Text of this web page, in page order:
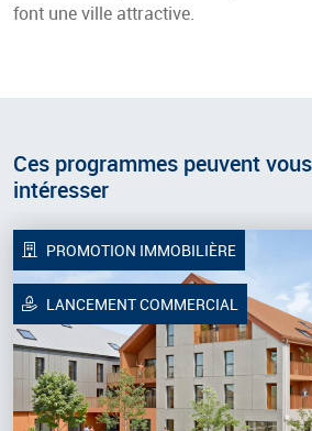
font une ville attractive.
Ces programmes peuvent vous
intéresser
PROMOTION IMMOBILIÈRE
LANCEMENT COMMERCIAL